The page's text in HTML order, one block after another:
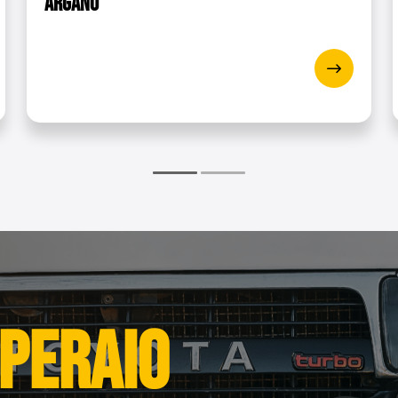
Argano elettrico PROPULLATOR 4500-
Scatola di controllo con cavi
2 x morsetti di montaggio per la
Telecomando
Piastra di montaggio